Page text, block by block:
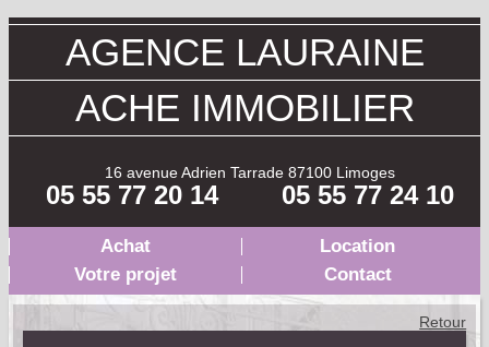
AGENCE LAURAINE
ACHE IMMOBILIER
16 avenue Adrien Tarrade 87100 Limoges
05 55 77 20 14 05 55 77 24 10
Achat
Location
Votre projet
Contact
Retour